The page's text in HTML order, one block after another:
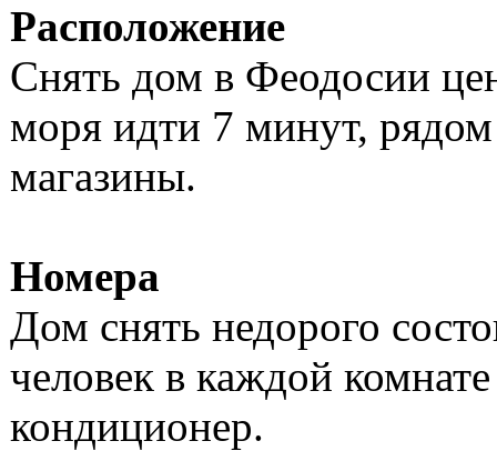
Расположение
Снять дом в Феодосии
моря идти 7 минут,
магазины.
Номера
Дом снять недорого
человек в каждой
кондиционер.